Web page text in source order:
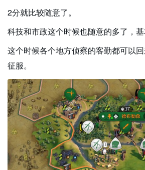
2分就比较随意了。
科技和市政这个时候也随意的多了，基
这个时候各个地方侦察的客勤都可以
征服。